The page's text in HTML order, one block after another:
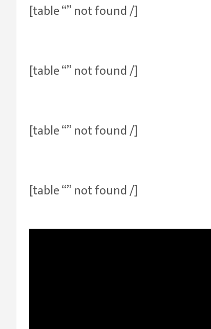
[table “” not found /]
[table “” not found /]
[table “” not found /]
[table “” not found /]